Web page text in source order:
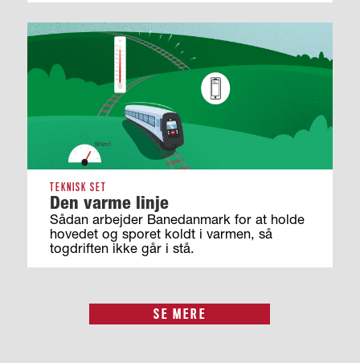
TEKNISK SET
Den varme linje
Sådan arbejder Banedanmark for at holde
hovedet og sporet koldt i varmen, så
togdriften ikke går i stå.
SE MERE